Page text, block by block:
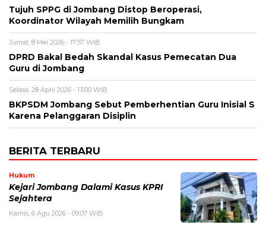
Tujuh SPPG di Jombang Distop Beroperasi,
Koordinator Wilayah Memilih Bungkam
Jumat, 8 Mei 2026 - 17:57 WIB
DPRD Bakal Bedah Skandal Kasus Pemecatan Dua
Guru di Jombang
Selasa, 28 April 2026 - 13:00 WIB
BKPSDM Jombang Sebut Pemberhentian Guru Inisial S
Karena Pelanggaran Disiplin
BERITA TERBARU
Hukum
Kejari Jombang Dalami Kasus KPRI
Sejahtera
Kamis, 6 Agu 2026 - 09:07 WIB